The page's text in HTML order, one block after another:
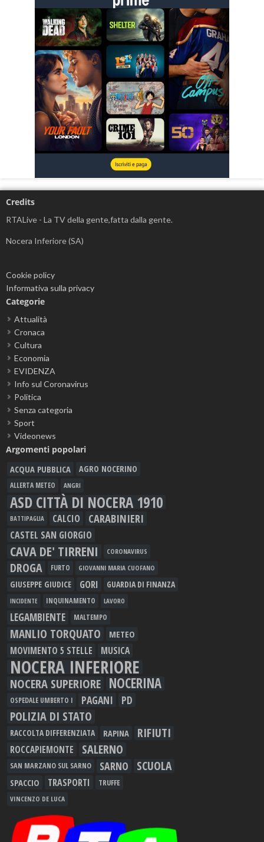
Credits
RTALive - La TV della gente,fatta dalla gente.
Nocera Inferiore (SA)
Cookie policy
Informativa sulla privacy
Categorie
Attualità
Cronaca
Cultura
Economia
EVIDENZA
Info sul Coronavirus
Politica
Senza categoria
Sport
Videonews
Argomenti popolari
ACQUA PUBBLICA AGRO NOCERINO
ALLERTA METEO ANGRI
ASD CITTÀ DI NOCERA 1910
BATTIPAGLIA CALCIO CARABINIERI
CASTEL SAN GIORGIO
CAVA DE' TIRRENI CORONAVIRUS
DROGA FURTO GIOVANNI MARIA CUOFANO
GIUSEPPE GIUDICE GORI GUARDIA DI FINANZA
INCIDENTE INQUINAMENTO LAVORO
LEGAMBIENTE MALTEMPO
MANLIO TORQUATO METEO
MOVIMENTO 5 STELLE MUSICA
NOCERA INFERIORE
NOCERA SUPERIORE NOCERINA
OSPEDALE UMBERTO I PAGANI PD
POLIZIA DI STATO
RACCOLTA DIFFERENZIATA RAPINA RIFIUTI
ROCCAPIEMONTE SALERNO
SAN MARZANO SUL SARNO SARNO SCUOLA
SPACCIO TRASPORTI TRUFFE
VINCENZO DE LUCA